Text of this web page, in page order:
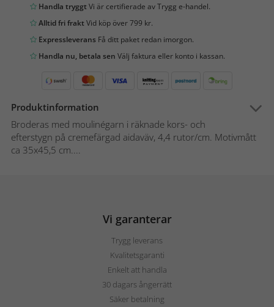
Handla tryggtVi är certifierade av Trygg e-handel.
Alltid fri fraktVid köp över 799 kr.
Expressleverans Få ditt paket redan imorgon.
Handla nu, betala sen Välj faktura eller konto i kassan.
Produktinformation
Broderas med moulinégarn i räknade kors- och
efterstygn på cremefärgad aidaväv, 4,4 rutor/cm. Motivmått
ca 35x45,5 cm....
Vi garanterar
Trygg leverans
Kvalitetsgaranti
Enkelt att handla
30 dagars ångerrätt
Säker betalning